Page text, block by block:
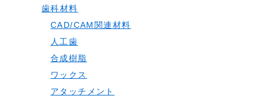
歯科材料
CAD/CAM関連材料
人工歯
合成樹脂
ワックス
アタッチメント